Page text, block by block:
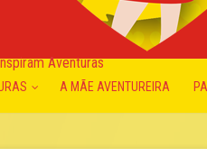
Aventuras
A MÃE AVENTUREIRA